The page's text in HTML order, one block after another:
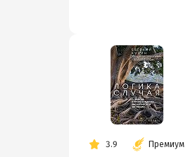
3.9 Премиум